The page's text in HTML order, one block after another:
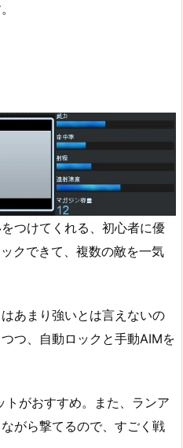
つけてくれる、初心者に優
クできて、複数の敵を一気
あまり強いとは言えないの
つ、自動ロックと手動AIMを
がおすすめ。また、ランア
がら撃てるので、すごく戦